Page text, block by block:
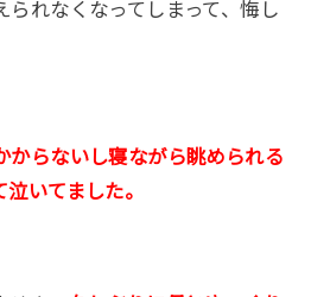
られなくなってしまって、悔し
からないし寝ながら眺められる
いてました。